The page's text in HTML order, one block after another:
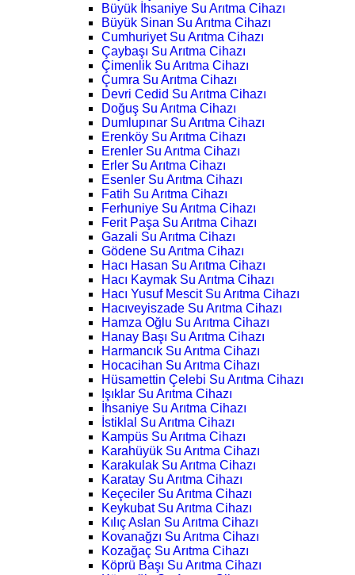
Büyük İhsaniye Su Arıtma Cihazı
Büyük Sinan Su Arıtma Cihazı
Cumhuriyet Su Arıtma Cihazı
Çaybaşı Su Arıtma Cihazı
Çimenlik Su Arıtma Cihazı
Çumra Su Arıtma Cihazı
Devri Cedid Su Arıtma Cihazı
Doğuş Su Arıtma Cihazı
Dumlupınar Su Arıtma Cihazı
Erenköy Su Arıtma Cihazı
Erenler Su Arıtma Cihazı
Erler Su Arıtma Cihazı
Esenler Su Arıtma Cihazı
Fatih Su Arıtma Cihazı
Ferhuniye Su Arıtma Cihazı
Ferit Paşa Su Arıtma Cihazı
Gazali Su Arıtma Cihazı
Gödene Su Arıtma Cihazı
Hacı Hasan Su Arıtma Cihazı
Hacı Kaymak Su Arıtma Cihazı
Hacı Yusuf Mescit Su Arıtma Cihazı
Hacıveyiszade Su Arıtma Cihazı
Hamza Oğlu Su Arıtma Cihazı
Hanay Başı Su Arıtma Cihazı
Harmancık Su Arıtma Cihazı
Hocacihan Su Arıtma Cihazı
Hüsamettin Çelebi Su Arıtma Cihazı
Işıklar Su Arıtma Cihazı
İhsaniye Su Arıtma Cihazı
İstiklal Su Arıtma Cihazı
Kampüs Su Arıtma Cihazı
Karahüyük Su Arıtma Cihazı
Karakulak Su Arıtma Cihazı
Karatay Su Arıtma Cihazı
Keçeciler Su Arıtma Cihazı
Keykubat Su Arıtma Cihazı
Kılıç Aslan Su Arıtma Cihazı
Kovanağzı Su Arıtma Cihazı
Kozağaç Su Arıtma Cihazı
Köprü Başı Su Arıtma Cihazı